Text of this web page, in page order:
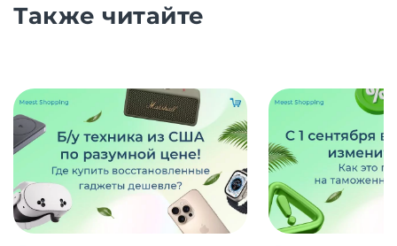
Также читайте